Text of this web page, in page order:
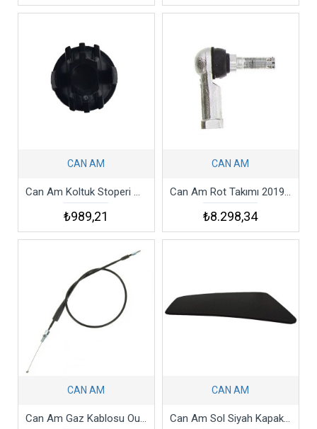
CAN AM
Can Am Koltuk Stoperi Outlander Pro Stopper Seat
₺989,21
CAN AM
Can Am Rot Takımı 2019-2020 Outlander Max 450 570 Tıe Rod Assy
₺8.298,34
CAN AM
Can Am Gaz Kablosu Outlander 650 Xmr 21 Throttle Cable
CAN AM
Can Am Sol Siyah Kapak 2006-2018 Outlander 650 Renegade 1000R